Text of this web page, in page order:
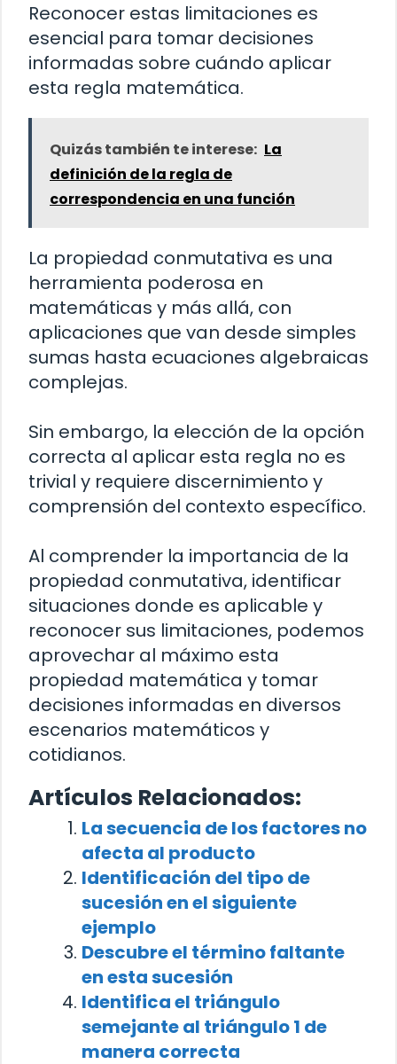
Reconocer estas limitaciones es
esencial para tomar decisiones
informadas sobre cuándo aplicar
esta regla matemática.
Quizás también te interese: La
definición de la regla de
correspondencia en una función
La propiedad conmutativa es una
herramienta poderosa en
matemáticas y más allá, con
aplicaciones que van desde simples
sumas hasta ecuaciones algebraicas
complejas.
Sin embargo, la elección de la opción
correcta al aplicar esta regla no es
trivial y requiere discernimiento y
comprensión del contexto específico.
Al comprender la importancia de la
propiedad conmutativa, identificar
situaciones donde es aplicable y
reconocer sus limitaciones, podemos
aprovechar al máximo esta
propiedad matemática y tomar
decisiones informadas en diversos
escenarios matemáticos y
cotidianos.
Artículos Relacionados:
La secuencia de los factores no
afecta al producto
Identificación del tipo de
sucesión en el siguiente
ejemplo
Descubre el término faltante
en esta sucesión
Identifica el triángulo
semejante al triángulo 1 de
manera correcta